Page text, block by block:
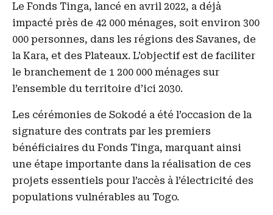
Le Fonds Tinga, lancé en avril 2022, a déjà
impacté près de 42 000 ménages, soit environ 300
000 personnes, dans les régions des Savanes, de
la Kara, et des Plateaux. L’objectif est de faciliter
le branchement de 1 200 000 ménages sur
l’ensemble du territoire d’ici 2030.
Les cérémonies de Sokodé a été l’occasion de la
signature des contrats par les premiers
bénéficiaires du Fonds Tinga, marquant ainsi
une étape importante dans la réalisation de ces
projets essentiels pour l’accès à l’électricité des
populations vulnérables au Togo.